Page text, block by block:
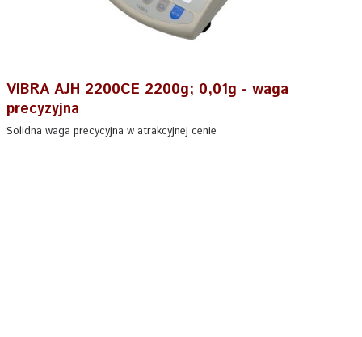
VIBRA AJH 2200CE 2200g; 0,01g - waga
precyzyjna
Solidna waga precycyjna w atrakcyjnej cenie